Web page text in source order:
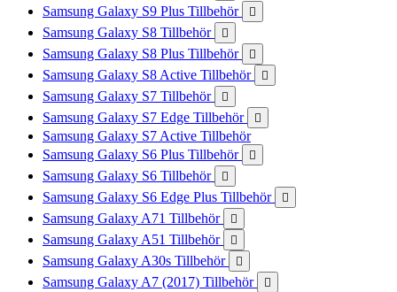
Samsung Galaxy S9 Plus Tillbehör 
Samsung Galaxy S8 Tillbehör 
Samsung Galaxy S8 Plus Tillbehör 
Samsung Galaxy S8 Active Tillbehör 
Samsung Galaxy S7 Tillbehör 
Samsung Galaxy S7 Edge Tillbehör 
Samsung Galaxy S7 Active Tillbehör
Samsung Galaxy S6 Plus Tillbehör

Samsung Galaxy S6 Tillbehör 
Samsung Galaxy S6 Edge Plus Tillbehör 
Samsung Galaxy A71 Tillbehör 
Samsung Galaxy A51 Tillbehör 
Samsung Galaxy A30s Tillbehör 
Samsung Galaxy A7 (2017) Tillbehör 